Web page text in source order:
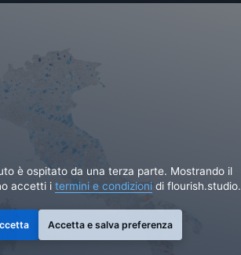
è ospitato da una terza parte. Mostrando il
accetti i termini e condizioni di flourish.studio.
Accetta e salva preferenza